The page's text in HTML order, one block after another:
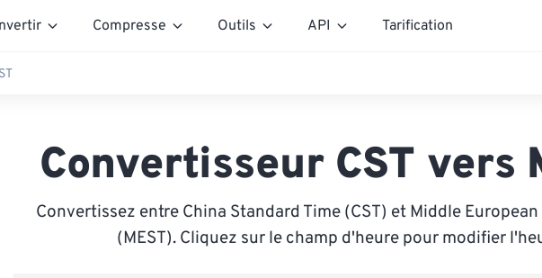
Compresse Outils API Tarification
Convertisseur CST vers
Convertissez entre China Standard Time (CST) et Middle
(MEST). Cliquez sur le champ d'heure pour modifier